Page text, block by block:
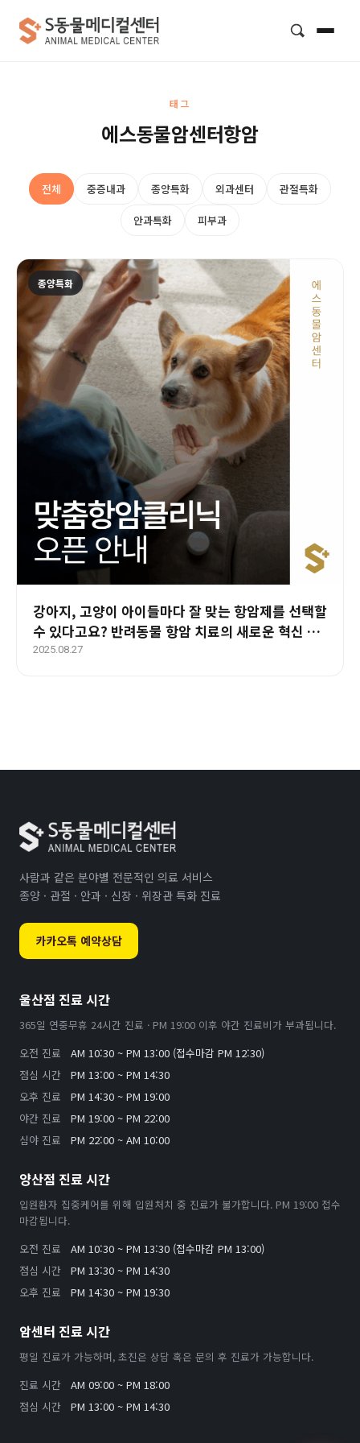
태그
에스동물암센터항암
전체 중증내과 종양특화 외과센터 관절특화
안과특화 피부과
종양특화
강아지, 고양이 아이들마다 잘 맞는 항암제를 선택할
수 있다고요? 반려동물 항암 치료의 새로운 혁신 _
에스동물암센터 맞춤항암클리닉 오픈
2025.08.27
사람과 같은 분야별 전문적인 의료 서비스
종양 · 관절 · 안과 · 신장 · 위장관 특화 진료
카카오톡 예약상담
울산점 진료 시간
365일 연중무휴 24시간 진료 · PM 19:00 이후 야간 진료비가 부과됩니다.
오전 진료
AM 10:30 ~ PM 13:00 (접수마감 PM 12:30)
점심 시간
PM 13:00 ~ PM 14:30
오후 진료
PM 14:30 ~ PM 19:00
야간 진료
PM 19:00 ~ PM 22:00
심야 진료
PM 22:00 ~ AM 10:00
양산점 진료 시간
입원환자 집중케어를 위해 입원처치 중 진료가 불가합니다. PM 19:00 접수
마감됩니다.
오전 진료
AM 10:30 ~ PM 13:30 (접수마감 PM 13:00)
점심 시간
PM 13:30 ~ PM 14:30
오후 진료
PM 14:30 ~ PM 19:30
암센터 진료 시간
평일 진료가 가능하며, 초진은 상담 혹은 문의 후 진료가 가능합니다.
진료 시간
AM 09:00 ~ PM 18:00
점심 시간
PM 13:00 ~ PM 14:30